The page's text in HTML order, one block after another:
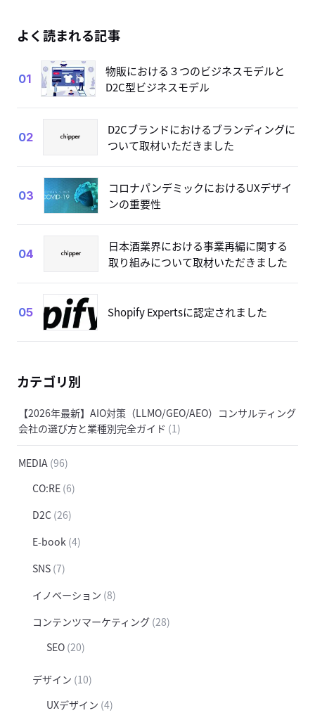
よく読まれる記事
01
物販における３つのビジネスモデルと
D2C型ビジネスモデル
02
D2Cブランドにおけるブランディングに
ついて取材いただきました
03
コロナパンデミックにおけるUXデザイ
ンの重要性
04
日本酒業界における事業再編に関する
取り組みについて取材いただきました
05 Shopify Expertsに認定されました
カテゴリ別
【2026年最新】AIO対策（LLMO/GEO/AEO）コンサルティング
会社の選び方と業種別完全ガイド (1)
MEDIA (96)
CO:RE (6)
D2C (26)
E-book (4)
SNS (7)
イノベーション (8)
コンテンツマーケティング (28)
SEO (20)
デザイン (10)
UXデザイン (4)